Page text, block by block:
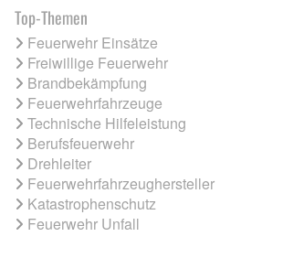
Top-Themen
Feuerwehr Einsätze
Freiwillige Feuerwehr
Brandbekämpfung
Feuerwehrfahrzeuge
Technische Hilfeleistung
Berufsfeuerwehr
Drehleiter
Feuerwehrfahrzeughersteller
Katastrophenschutz
Feuerwehr Unfall